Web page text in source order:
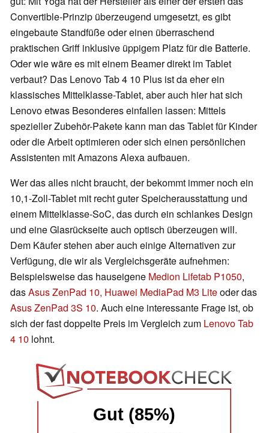
Convertible-Prinzip überzeugend umgesetzt, es gibt
eingebaute Standfüße oder einen überraschend
praktischen Griff inklusive üppigem Platz für die Batterie.
Oder wie wäre es mit einem Beamer direkt im Tablet
verbaut? Das Lenovo Tab 4 10 Plus ist da eher ein
klassisches Mittelklasse-Tablet, aber auch hier hat sich
Lenovo etwas Besonderes einfallen lassen: Mittels
spezieller Zubehör-Pakete kann man das Tablet für Kinder
oder die Arbeit optimieren oder sich einen persönlichen
Assistenten mit Amazons Alexa aufbauen.
Wer das alles nicht braucht, der bekommt immer noch ein
10,1-Zoll-Tablet mit recht guter Speicherausstattung und
einem Mittelklasse-SoC, das durch ein schlankes Design
und eine Glasrückseite auch optisch überzeugen will.
Dem Käufer stehen aber auch einige Alternativen zur
Verfügung, die wir als Vergleichsgeräte aufnehmen:
Beispielsweise das hauseigene Medion Lifetab P1050,
dasAsus ZenPad 10, Huawei MediaPad M3 Liteoder das
Asus ZenPad 3S 10. Auch eine interessante Frage ist, ob
sich der fast doppelte Preis im Vergleich zum Lenovo Tab
4 10 lohnt.
Gut (85%)